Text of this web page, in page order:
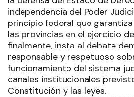
independencia del Poder
principio federal que
las provincias en el ejercicio
finalmente, insta al debate
responsable y respetuoso
funcionamiento del sistema
canales institucionales
Constitución y las leyes.